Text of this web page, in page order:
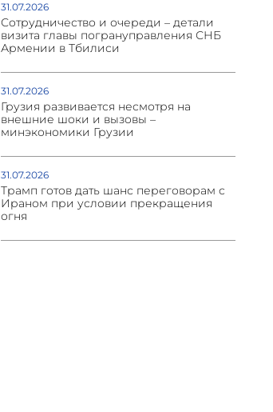
31.07.2026
Сотрудничество и очереди – детали
визита главы погрануправления СНБ
Армении в Тбилиси
31.07.2026
Грузия развивается несмотря на
внешние шоки и вызовы –
минэкономики Грузии
31.07.2026
Трамп готов дать шанс переговорам с
Ираном при условии прекращения
огня